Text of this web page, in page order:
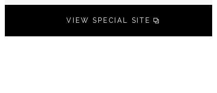
VIEW SPECIAL SITE